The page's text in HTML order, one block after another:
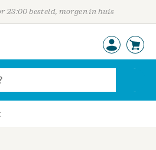
23:00 besteld, morgen in huis